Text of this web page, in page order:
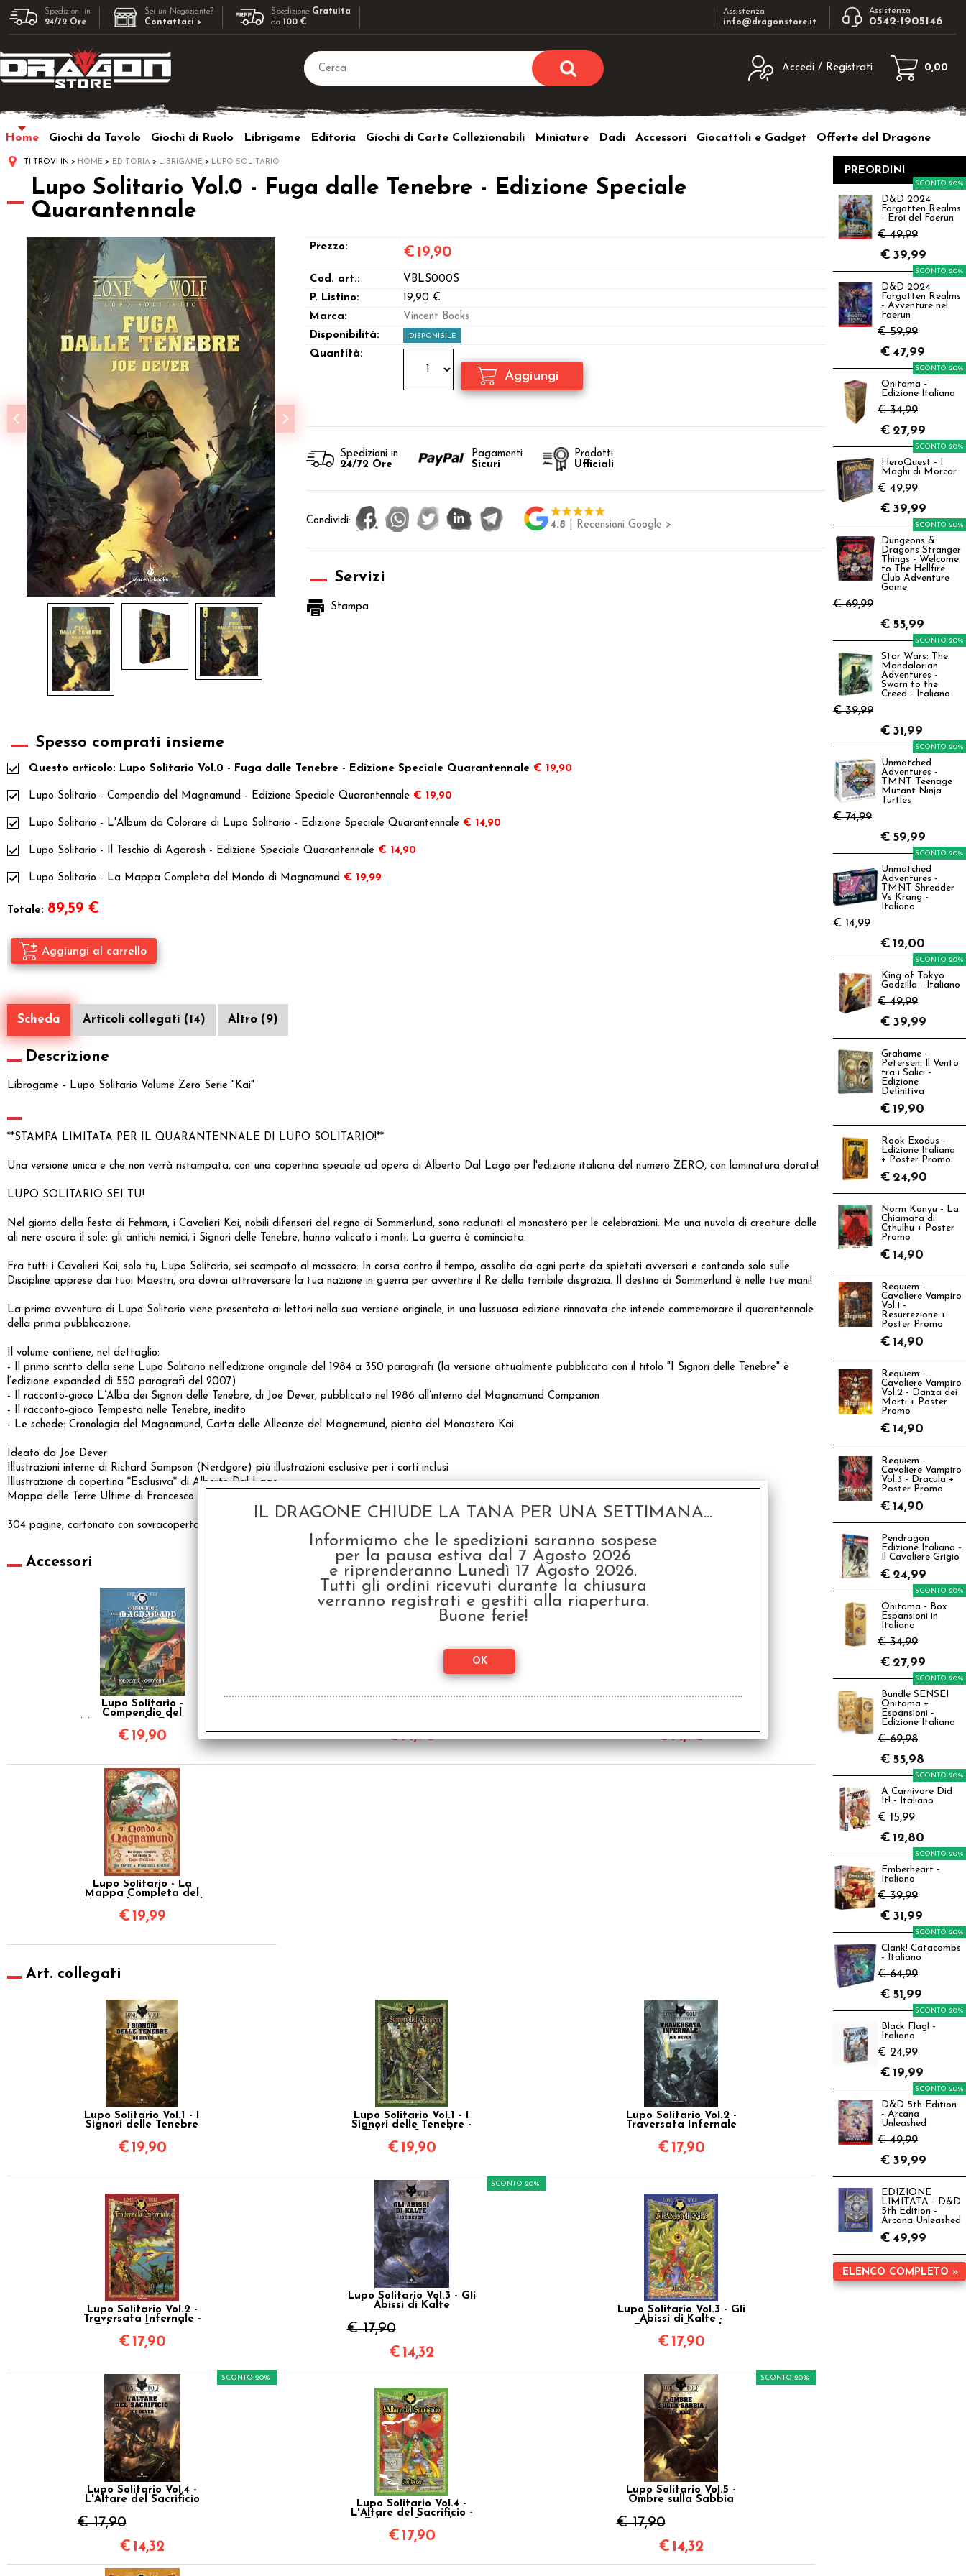
Spedizioni in
24/72 Ore
Sei un Negoziante?
Contattaci >
Spedizione Gratuita
da100 €
Assistenza
info@dragonstore.it
Assistenza
0542-1905146
Accedi / Registrati
utente e la password e poi clicca sul
Nome utente:
sito clicca sul pulsante "Registrati"
0,00
Home Giochi da Tavolo Giochi di Ruolo Librigame Editoria Giochi di Carte Collezionabili Miniature Dadi Accessori Giocattoli e Gadget Offerte del Dragone
TI TROVI IN HOME EDITORIA LIBRIGAME LUPO SOLITARIO
Lupo Solitario Vol.0 - Fuga dalle Tenebre - Edizione Speciale
Quarantennale
Prezzo: € 19,90
Cod. art.:
VBLS000S
P. Listino:
19,90 €
Marca:
Vincent Books
Disponibilità:
DISPONIBILE
Quantità:
Spedizioni in
24/72 Ore
Pagamenti
Sicuri
Prodotti
Ufficiali
Condividi: 4.8 | Recensioni Google >
Servizi
Stampa
Spesso comprati insieme
Questo articolo: Lupo Solitario Vol.0 - Fuga dalle Tenebre - Edizione Speciale Quarantennale € 19,90
Lupo Solitario - Compendio del Magnamund - Edizione Speciale Quarantennale € 19,90
Lupo Solitario - L'Album da Colorare di Lupo Solitario - Edizione Speciale Quarantennale € 14,90
Lupo Solitario - Il Teschio di Agarash - Edizione Speciale Quarantennale € 14,90
Lupo Solitario - La Mappa Completa del Mondo di Magnamund € 19,99
Totale: 89,59 €
Scheda Articoli collegati (14) Altro (9)
Descrizione
Librogame - Lupo Solitario Volume Zero Serie "Kai"
**STAMPA LIMITATA PER IL QUARANTENNALE DI LUPO SOLITARIO!**
Una versione unica e che non verrà ristampata, con una copertina speciale ad opera di Alberto Dal Lago per l'edizione italiana del numero ZERO, con laminatura dorata!
LUPO SOLITARIO SEI TU!
Nel giorno della festa di Fehmarn, i Cavalieri Kai, nobili difensori del regno di Sommerlund, sono radunati al monastero per le celebrazioni. Ma una nuvola di creature dalle
ali nere oscura il sole: gli antichi nemici, i Signori delle Tenebre, hanno valicato i monti. La guerra è cominciata.
Fra tutti i Cavalieri Kai, solo tu, Lupo Solitario, sei scampato al massacro. In corsa contro il tempo, assalito da ogni parte da spietati avversari e contando solo sulle
Discipline apprese dai tuoi Maestri, ora dovrai attraversare la tua nazione in guerra per avvertire il Re della terribile disgrazia. Il destino di Sommerlund è nelle tue mani!
La prima avventura di Lupo Solitario viene presentata ai lettori nella sua versione originale, in una lussuosa edizione rinnovata che intende commemorare il quarantennale
della prima pubblicazione.
Il volume contiene, nel dettaglio:
- Il primo scritto della serie Lupo Solitario nell’edizione originale del 1984 a 350 paragrafi (la versione attualmente pubblicata con il titolo "I Signori delle Tenebre" è
l’edizione expanded di 550 paragrafi del 2007)
- Il racconto-gioco L’Alba dei Signori delle Tenebre, di Joe Dever, pubblicato nel 1986 all’interno del Magnamund Companion
- Il racconto-gioco Tempesta nelle Tenebre, inedito
- Le schede: Cronologia del Magnamund, Carta delle Alleanze del Magnamund, pianta del Monastero Kai
Ideato da Joe Dever
Illustrazioni interne di Richard Sampson (Nerdgore) più illustrazioni esclusive per i corti inclusi
Illustrazione di copertina *Esclusiva* di Alberto Dal Lago
Mappa delle Terre Ultime di Francesco Mattioli
304 pagine, cartonato con sovracoperta con alette a colori, con mappa illustrata all'interno, rifiniture in laminatura oro!
Accessori
Lupo Solitario -
Compendio del
Speciale
Quarantennale
€ 19,90
Speciale
Quarantennale
€14,90
Quarantennale
€14,90
Lupo Solitario - La
Mappa Completa del
€ 19,99
Art. collegati
Lupo Solitario Vol.1 - I
Signori delle Tenebre
€ 19,90
Lupo Solitario Vol.1 - I
Signori delle Tenebre -
Quarantennale
€ 19,90
Lupo Solitario Vol.2 -
Traversata Infernale
€ 17,90
Lupo Solitario Vol.2 -
Traversata Infernale -
Quarantennale
€ 17,90
Lupo Solitario Vol.3 - Gli
Abissi di Kalte
€ 17,90
SCONTO 20%
€ 14,32
Lupo Solitario Vol.3 - Gli
Abissi di Kalte -
Quarantennale
€ 17,90
Lupo Solitario Vol.4 -
L'Altare del Sacrificio
€ 17,90
SCONTO 20%
€ 14,32
Lupo Solitario Vol.4 -
L'Altare del Sacrificio -
Quarantennale
€ 17,90
Lupo Solitario Vol.5 -
Ombre sulla Sabbia
€ 17,90
SCONTO 20%
€ 14,32
PREORDINI
D&D 2024
Forgotten Realms
- Eroi del Faerun
€ 49,99
SCONTO 20%
€ 39,99
D&D 2024
Forgotten Realms
- Avventure nel
Faerun
€ 59,99
SCONTO 20%
€ 47,99
Onitama -
Edizione Italiana
€ 34,99
SCONTO 20%
€ 27,99
HeroQuest - I
Maghi di Morcar
€ 49,99
SCONTO 20%
€ 39,99
Dungeons &
Dragons Stranger
Things - Welcome
to The Hellfire
Club Adventure
Game
€ 69,99
SCONTO 20%
€ 55,99
Star Wars: The
Mandalorian
Adventures -
Sworn to the
Creed - Italiano
€ 39,99
SCONTO 20%
€ 31,99
Unmatched
Adventures -
TMNT Teenage
Mutant Ninja
Turtles
€ 74,99
SCONTO 20%
€ 59,99
Unmatched
Adventures -
TMNT Shredder
Vs Krang -
Italiano
€ 14,99
SCONTO 20%
€ 12,00
King of Tokyo
Godzilla - Italiano
€ 49,99
SCONTO 20%
€ 39,99
Grahame -
Petersen: Il Vento
tra i Salici -
Edizione
Definitiva
€ 19,90
Rook Exodus -
Edizione Italiana
+ Poster Promo
€ 24,90
Norm Konyu - La
Chiamata di
Cthulhu + Poster
Promo
€ 14,90
Requiem -
Cavaliere Vampiro
Vol.1 -
Resurrezione +
Poster Promo
€ 14,90
Requiem -
Cavaliere Vampiro
Vol.2 - Danza dei
Morti + Poster
Promo
€ 14,90
Requiem -
Cavaliere Vampiro
Vol.3 - Dracula +
Poster Promo
€ 14,90
Pendragon
Edizione Italiana -
Il Cavaliere Grigio
€ 24,99
Onitama - Box
Espansioni in
Italiano
€ 34,99
SCONTO 20%
€ 27,99
Bundle SENSEI
Onitama +
Espansioni -
Edizione Italiana
€ 69,98
SCONTO 20%
€ 55,98
A Carnivore Did
It! - Italiano
€ 15,99
SCONTO 20%
€ 12,80
Emberheart -
Italiano
€ 39,99
SCONTO 20%
€ 31,99
Clank! Catacombs
- Italiano
€ 64,99
SCONTO 20%
€ 51,99
Black Flag! -
Italiano
€ 24,99
SCONTO 20%
€ 19,99
D&D 5th Edition
- Arcana
Unleashed
€ 49,99
SCONTO 20%
€ 39,99
EDIZIONE
LIMITATA - D&D
5th Edition -
Arcana Unleashed
€ 49,99
ELENCO COMPLETO »
IL DRAGONE CHIUDE LA TANA PER UNA SETTIMANA...
Informiamo che le spedizioni saranno sospese
per la pausa estiva dal 7 Agosto 2026
e riprenderanno Lunedì 17 Agosto 2026.
Tutti gli ordini ricevuti durante la chiusura
verranno registrati e gestiti alla riapertura.
Buone ferie!